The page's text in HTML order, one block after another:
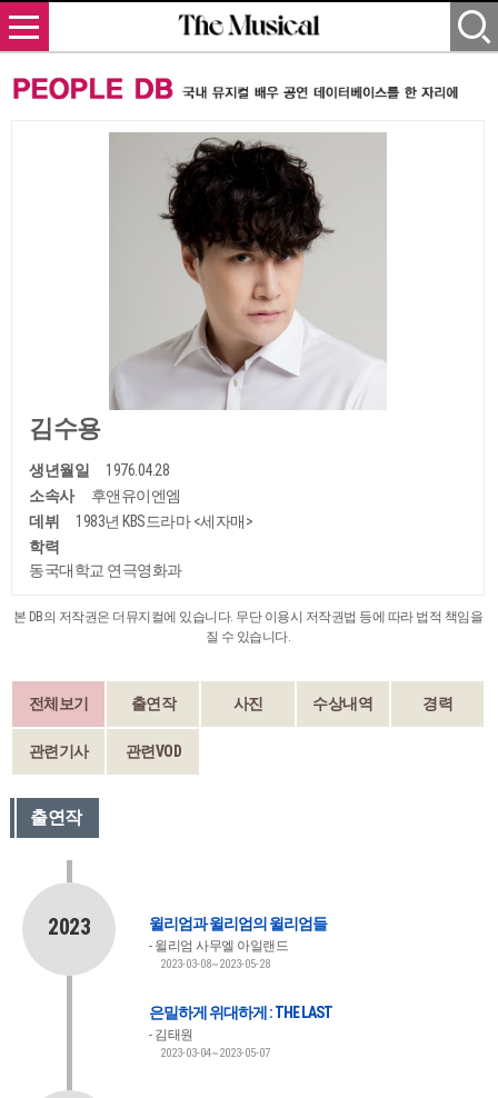
김수용
생년월일
1976.04.28
소속사
후앤유이엔엠
데뷔
1983년 KBS드라마 <세자매>
학력
동국대학교 연극영화과
본 DB의 저작권은 더뮤지컬에 있습니다. 무단 이용시 저작권법 등에 따라 법적 책임을
질 수 있습니다.
전체보기 출연작 사진 수상내역 경력
관련기사 관련VOD
출연작
2023 윌리엄과 윌리엄의 윌리엄들
윌리엄 사무엘 아일랜드
2023-03-08~2023-05-28
은밀하게 위대하게 : THE LAST
김태원
2023-03-04~2023-05-07